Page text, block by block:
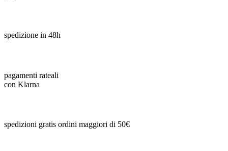
spedizione in 48h
pagamenti rateali
con Klarna
spedizioni gratis ordini maggiori di 50€